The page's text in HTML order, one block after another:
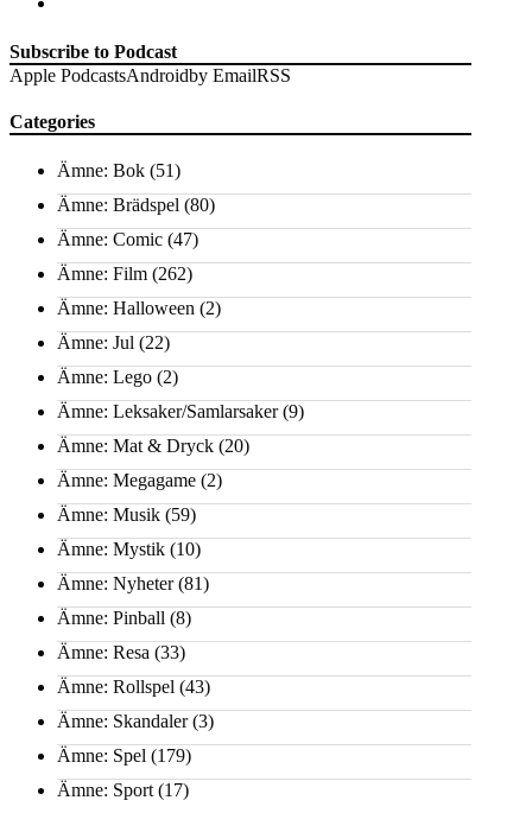
Subscribe to Podcast
Apple PodcastsAndroidby EmailRSS
Categories
Ämne: Bok (51)
Ämne: Brädspel (80)
Ämne: Comic (47)
Ämne: Film (262)
Ämne: Halloween (2)
Ämne: Jul (22)
Ämne: Lego (2)
Ämne: Leksaker/Samlarsaker(9)
Ämne: Mat & Dryck (20)
Ämne: Megagame (2)
Ämne: Musik (59)
Ämne: Mystik (10)
Ämne: Nyheter(81)
Ämne: Pinball (8)
Ämne: Resa (33)
Ämne: Rollspel (43)
Ämne: Skandaler(3)
Ämne: Spel (179)
Ämne: Sport (17)